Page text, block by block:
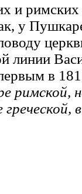
и
у
линии
в
римской,